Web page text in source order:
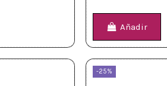
Añadir
-25%